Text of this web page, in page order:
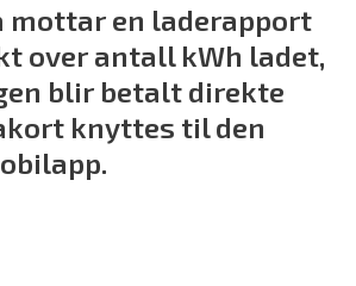
mottar en laderapport
over antall kWh ladet,
blir betalt direkte
knyttes til den